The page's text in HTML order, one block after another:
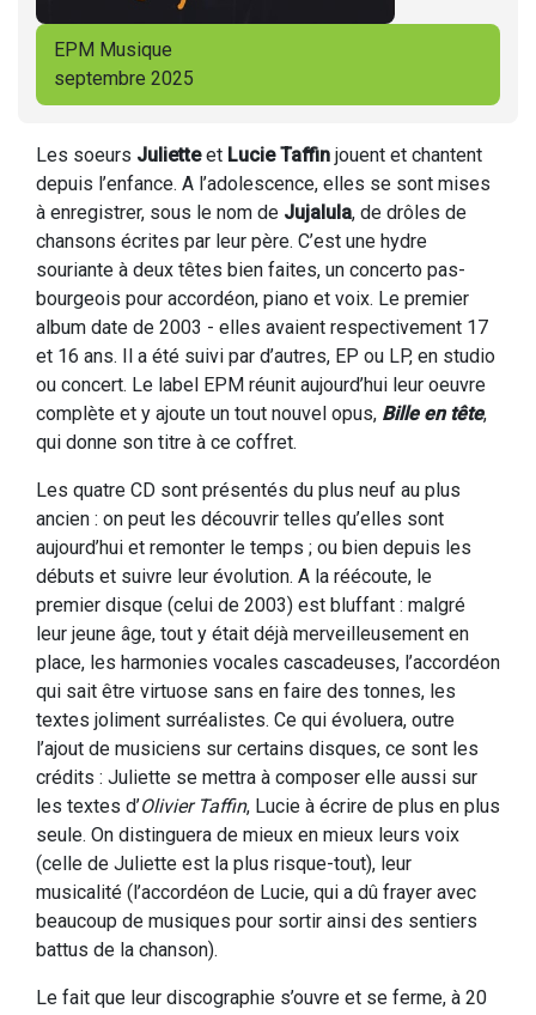
EPM Musique
septembre 2025
Les soeurs Julietteet Lucie Taffin jouent et chantent
depuis l’enfance. A l’adolescence, elles se sont mises
à enregistrer, sous le nom de Jujalula, de drôles de
chansons écrites par leur père. C’est une hydre
souriante à deux têtes bien faites, un concerto pas-
bourgeois pour accordéon, piano et voix. Le premier
album date de 2003 - elles avaient respectivement 17
et 16 ans. Il a été suivi par d’autres, EP ou LP, en studio
ou concert. Le label EPM réunit aujourd’hui leur oeuvre
complète et y ajoute un tout nouvel opus, Bille en tête,
qui donne son titre à ce coffret.
Les quatre CD sont présentés du plus neuf au plus
ancien : on peut les découvrir telles qu’elles sont
aujourd’hui et remonter le temps ; ou bien depuis les
débuts et suivre leur évolution. A la réécoute, le
premier disque (celui de 2003) est bluffant : malgré
leur jeune âge, tout y était déjà merveilleusement en
place, les harmonies vocales cascadeuses, l’accordéon
qui sait être virtuose sans en faire des tonnes, les
textes joliment surréalistes. Ce qui évoluera, outre
l’ajout de musiciens sur certains disques, ce sont les
crédits : Juliette se mettra à composer elle aussi sur
les textes d’Olivier Taffin, Lucie à écrire de plus en plus
seule. On distinguera de mieux en mieux leurs voix
(celle de Juliette est la plus risque-tout), leur
musicalité (l’accordéon de Lucie, qui a dû frayer avec
beaucoup de musiques pour sortir ainsi des sentiers
battus de la chanson).
Le fait que leur discographie s’ouvre et se ferme, à 20